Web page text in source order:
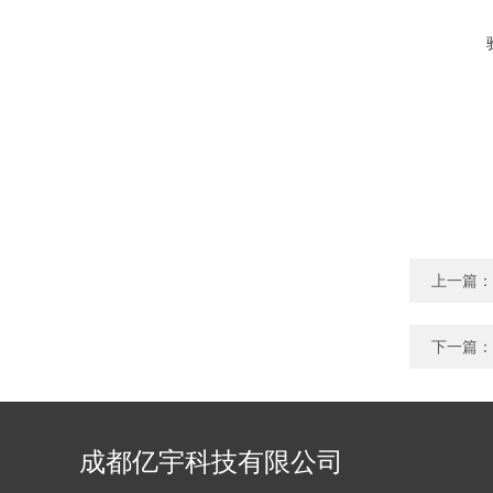
上一篇：
下一篇：
成都亿宇科技有限公司